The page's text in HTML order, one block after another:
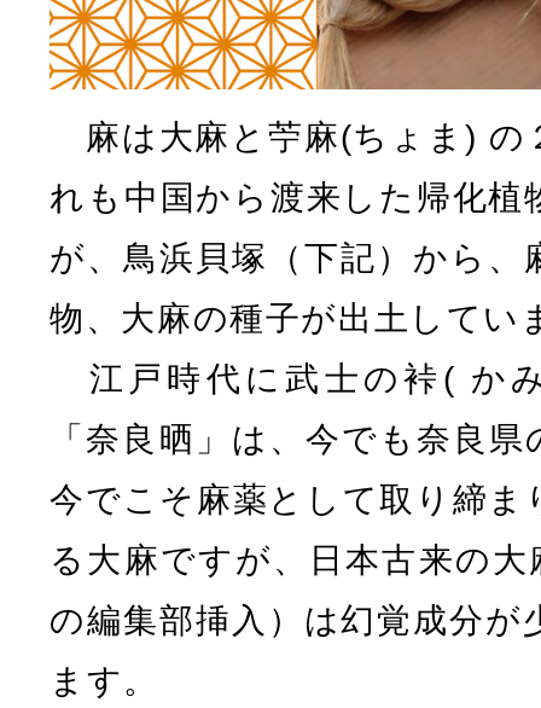
麻は大麻と苧麻(ちょま) の
れも中国から渡来した帰化
が、鳥浜貝塚（下記）から
物、大麻の種子が出土してい
江戸時代に武士の裃( か
「奈良晒」は、今でも奈良
今でこそ麻薬として取り締ま
る大麻ですが、日本古来の
の編集部挿入）は幻覚成分
ます。